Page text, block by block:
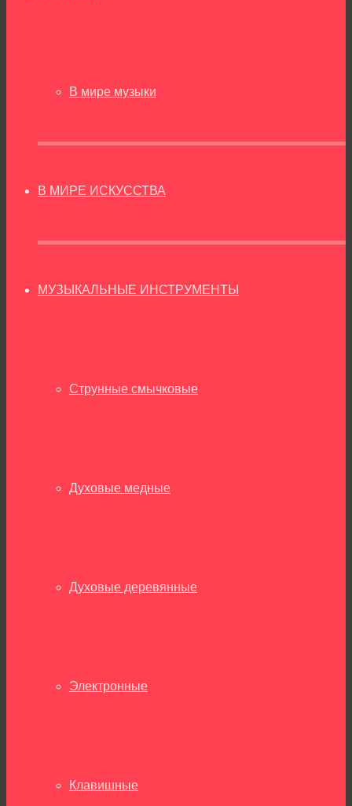
В мире музыки
В МИРЕ ИСКУССТВА
МУЗЫКАЛЬНЫЕ ИНСТРУМЕНТЫ
Струнные смычковые
Духовые медные
Духовые деревянные
Электронные
Клавишные